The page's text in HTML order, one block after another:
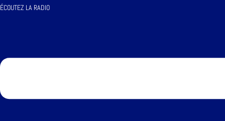
ÉCOUTEZ LA RADIO